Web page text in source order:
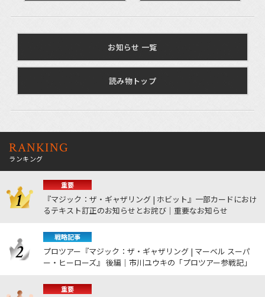
お知らせ 一覧
読み物トップ
RANKING
ランキング
重要
『マジック：ザ・ギャザリング | ホビット』一部カードにおけ
るテキスト訂正のお知らせとお詫び｜重要なお知らせ
戦略記事
プロツアー『マジック：ザ・ギャザリング | マーベル スーパ
ー・ヒーローズ』 後編｜市川ユウキの「プロツアー参戦記」
重要